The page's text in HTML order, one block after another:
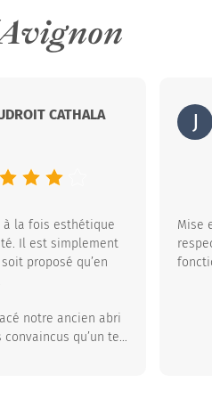
– France
Aygobère – ZI du Pont Peyrin –
CATHALA
:
à la fois esthétique
Il est simplement
proposé qu’en
notre ancien abri
qu’un tel
Abrisud
J
Mise